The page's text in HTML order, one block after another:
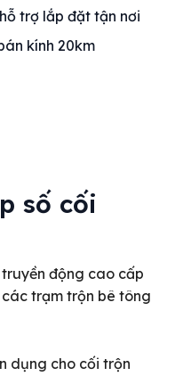
trợ lắp đặt tận nơi
kính 20km
số cối
động cao cấp
trạm trộn bê tông
dụng cho cối trộn